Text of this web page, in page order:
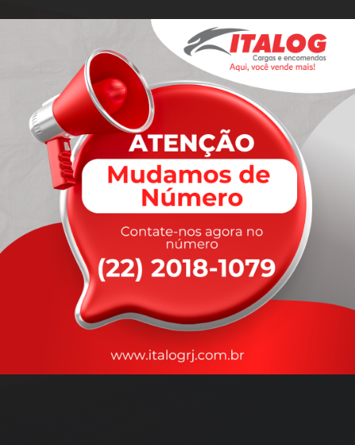
rapidez
que você precisa,
com a qualidade que vocêmerece.
Nossos motoristas são treinados para garantir a máxima
durante o transporte, com rastreamento em tempo real.